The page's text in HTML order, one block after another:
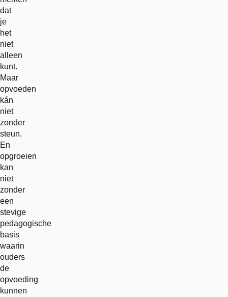
dat
je
het
niet
alleen
kunt.
Maar
opvoeden
kán
niet
zonder
steun.
En
opgroeien
kan
niet
zonder
een
stevige
pedagogische
basis
waarin
ouders
de
opvoeding
kunnen